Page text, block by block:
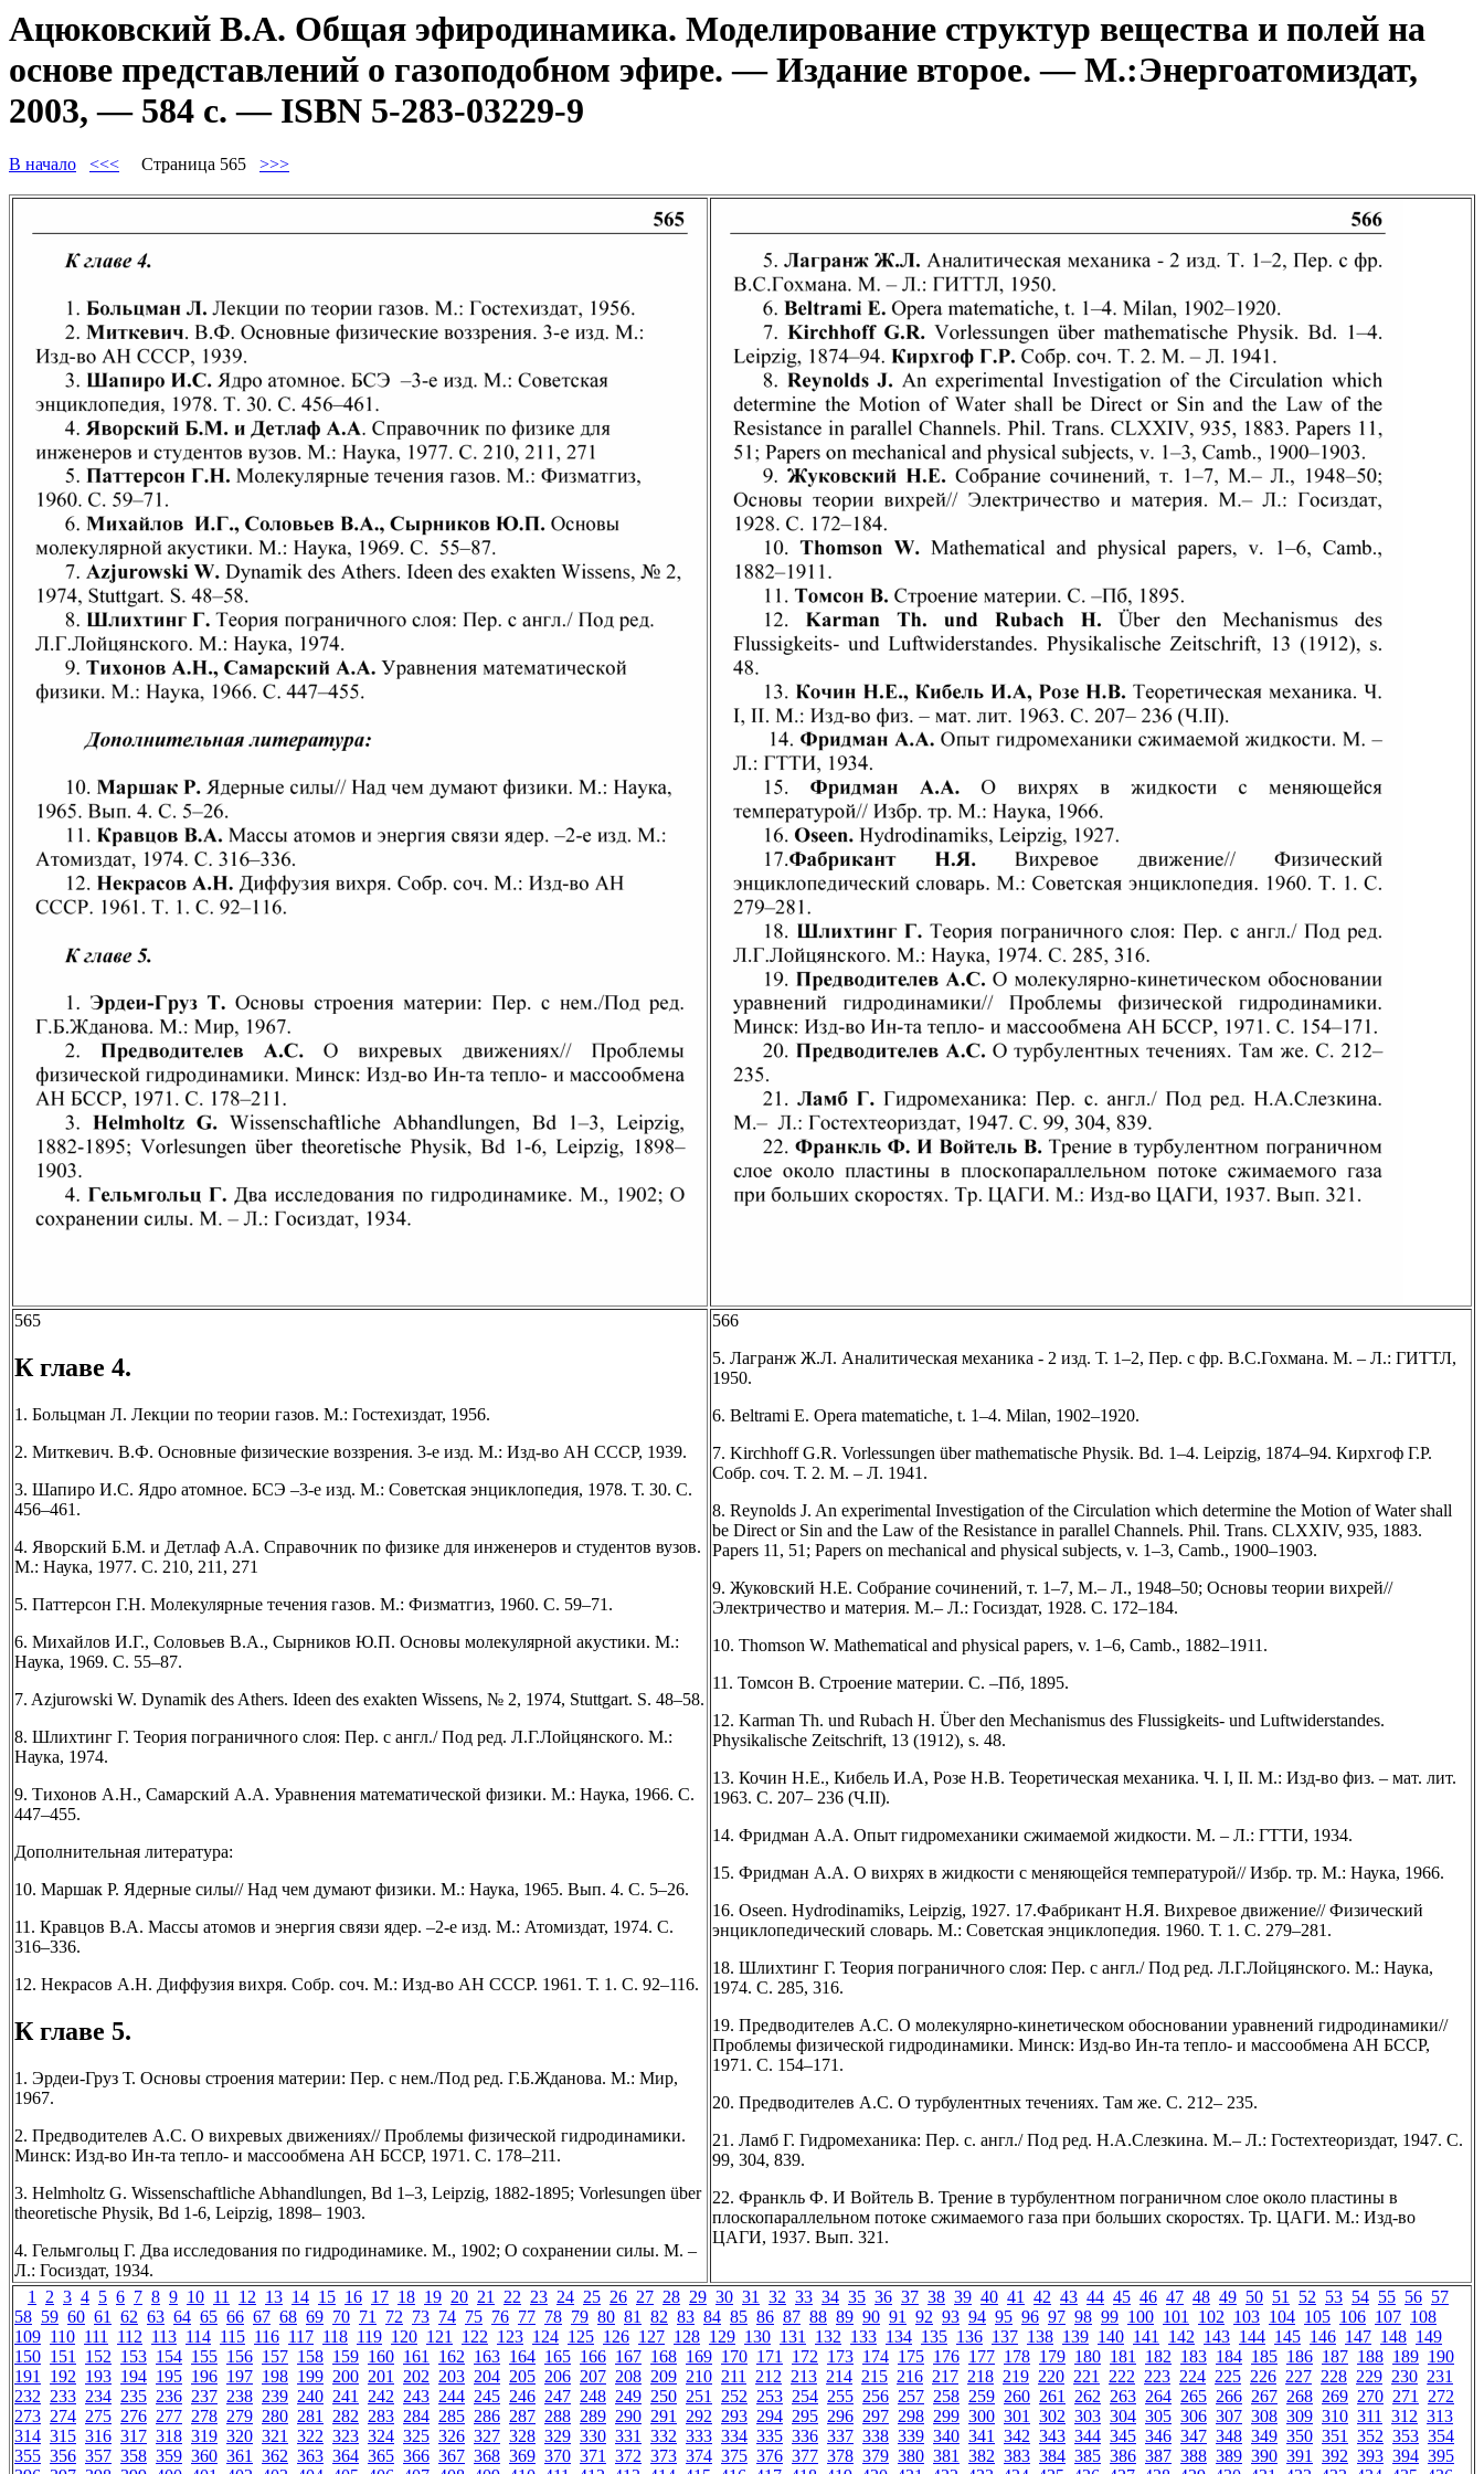
Ацюковский В.А. Общая эфиродинамика. Моделирование структур вещества и полей на
основе представлений о газоподобном эфире. — Издание второе. — М.:Энергоатомиздат,
2003, — 584 с. — ISBN 5-283-03229-9
В начало <<< Страница 565 >>>
565
К главе 4.
1. Больцман Л. Лекции по теории газов. М.: Гостехиздат, 1956.
2. Миткевич. В.Ф. Основные физические воззрения. 3-е изд. М.: Изд-во АН СССР, 1939.
3. Шапиро И.С. Ядро атомное. БСЭ –3-е изд. М.: Советская энциклопедия, 1978. Т. 30. С.
456–461.
4. Яворский Б.М. и Детлаф А.А. Справочник по физике для инженеров и студентов вузов.
М.: Наука, 1977. С. 210, 211, 271
5. Паттерсон Г.Н. Молекулярные течения газов. М.: Физматгиз, 1960. С. 59–71.
6. Михайлов И.Г., Соловьев В.А., Сырников Ю.П. Основы молекулярной акустики. М.:
Наука, 1969. С. 55–87.
7. Azjurowski W. Dynamik des Athers. Ideen des exakten Wissens, № 2, 1974, Stuttgart. S. 48–58.
8. Шлихтинг Г. Теория пограничного слоя: Пер. с англ./ Под ред. Л.Г.Лойцянского. М.:
Наука, 1974.
9. Тихонов А.Н., Самарский А.А. Уравнения математической физики. М.: Наука, 1966. С.
447–455.
Дополнительная литература:
10. Маршак Р. Ядерные силы// Над чем думают физики. М.: Наука, 1965. Вып. 4. С. 5–26.
11. Кравцов В.А. Массы атомов и энергия связи ядер. –2-е изд. М.: Атомиздат, 1974. С.
316–336.
12. Некрасов А.Н. Диффузия вихря. Собр. соч. М.: Изд-во АН СССР. 1961. Т. 1. С. 92–116.
К главе 5.
1. Эрдеи-Груз Т. Основы строения материи: Пер. с нем./Под ред. Г.Б.Жданова. М.: Мир,
1967.
2. Предводителев А.С. О вихревых движениях// Проблемы физической гидродинамики.
Минск: Изд-во Ин-та тепло- и массообмена АН БССР, 1971. С. 178–211.
3. Helmholtz G. Wissenschaftliche Abhandlungen, Bd 1–3, Leipzig, 1882-1895; Vorlesungen über
theoretische Physik, Bd 1-6, Leipzig, 1898– 1903.
4. Гельмгольц Г. Два исследования по гидродинамике. М., 1902; О сохранении силы. М. –
Л.: Госиздат, 1934.
566
5. Лагранж Ж.Л. Аналитическая механика - 2 изд. Т. 1–2, Пер. с фр. В.С.Гохмана. М. – Л.: ГИТТЛ,
1950.
6. Beltrami E. Opera matematiche, t. 1–4. Milan, 1902–1920.
7. Kirchhoff G.R. Vorlessungen über mathematische Physik. Bd. 1–4. Leipzig, 1874–94. Кирхгоф Г.Р.
Собр. соч. Т. 2. М. – Л. 1941.
8. Reynolds J. An experimental Investigation of the Circulation which determine the Motion of Water shall
be Direct or Sin and the Law of the Resistance in parallel Channels. Phil. Trans. CLXXIV, 935, 1883.
Papers 11, 51; Papers on mechanical and physical subjects, v. 1–3, Camb., 1900–1903.
9. Жуковский Н.Е. Собрание сочинений, т. 1–7, М.– Л., 1948–50; Основы теории вихрей//
Электричество и материя. М.– Л.: Госиздат, 1928. С. 172–184.
10. Thomson W. Mathematical and physical papers, v. 1–6, Camb., 1882–1911.
11. Томсон В. Строение материи. С. –Пб, 1895.
12. Karman Th. und Rubach H. Über den Mechanismus des Flussigkeits- und Luftwiderstandes.
Physikalische Zeitschrift, 13 (1912), s. 48.
13. Кочин Н.Е., Кибель И.А, Розе Н.В. Теоретическая механика. Ч. I, II. М.: Изд-во физ. – мат. лит.
1963. С. 207– 236 (Ч.II).
14. Фридман А.А. Опыт гидромеханики сжимаемой жидкости. М. – Л.: ГТТИ, 1934.
15. Фридман А.А. О вихрях в жидкости с меняющейся температурой// Избр. тр. М.: Наука, 1966.
16. Oseen. Hydrodinamiks, Leipzig, 1927. 17.Фабрикант Н.Я. Вихревое движение// Физический
энциклопедический словарь. М.: Советская энциклопедия. 1960. Т. 1. С. 279–281.
18. Шлихтинг Г. Теория пограничного слоя: Пер. с англ./ Под ред. Л.Г.Лойцянского. М.: Наука,
1974. С. 285, 316.
19. Предводителев А.С. О молекулярно-кинетическом обосновании уравнений гидродинамики//
Проблемы физической гидродинамики. Минск: Изд-во Ин-та тепло- и массообмена АН БССР,
1971. С. 154–171.
20. Предводителев А.С. О турбулентных течениях. Там же. С. 212– 235.
21. Ламб Г. Гидромеханика: Пер. с. англ./ Под ред. Н.А.Слезкина. М.– Л.: Гостехтеориздат, 1947. С.
99, 304, 839.
22. Франкль Ф. И Войтель В. Трение в турбулентном пограничном слое около пластины в
плоскопараллельном потоке сжимаемого газа при больших скоростях. Тр. ЦАГИ. М.: Изд-во
ЦАГИ, 1937. Вып. 321.
1 2 3 4 5 6 7 8 9 10 11 12 13 14 15 16 17 18 19 20 21 22 23 24 25 26 27 28 29 30 31 32 33 34 35 36 37 38 39 40 41 42 43 44 45 46 47 48 49 50 51 52 53 54 55 56 57
58 59 60 61 62 63 64 65 66 67 68 69 70 71 72 73 74 75 76 77 78 79 80 81 82 83 84 85 86 87 88 89 90 91 92 93 94 95 96 97 98 99 100 101 102 103 104 105 106 107 108
109 110 111 112 113 114 115 116 117 118 119 120 121 122 123 124 125 126 127 128 129 130 131 132 133 134 135 136 137 138 139 140 141 142 143 144 145 146 147 148 149
150 151 152 153 154 155 156 157 158 159 160 161 162 163 164 165 166 167 168 169 170 171 172 173 174 175 176 177 178 179 180 181 182 183 184 185 186 187 188 189 190
191 192 193 194 195 196 197 198 199 200 201 202 203 204 205 206 207 208 209 210 211 212 213 214 215 216 217 218 219 220 221 222 223 224 225 226 227 228 229 230 231
232 233 234 235 236 237 238 239 240 241 242 243 244 245 246 247 248 249 250 251 252 253 254 255 256 257 258 259 260 261 262 263 264 265 266 267 268 269 270 271 272
273 274 275 276 277 278 279 280 281 282 283 284 285 286 287 288 289 290 291 292 293 294 295 296 297 298 299 300 301 302 303 304 305 306 307 308 309 310 311 312 313
314 315 316 317 318 319 320 321 322 323 324 325 326 327 328 329 330 331 332 333 334 335 336 337 338 339 340 341 342 343 344 345 346 347 348 349 350 351 352 353 354
355 356 357 358 359 360 361 362 363 364 365 366 367 368 369 370 371 372 373 374 375 376 377 378 379 380 381 382 383 384 385 386 387 388 389 390 391 392 393 394 395